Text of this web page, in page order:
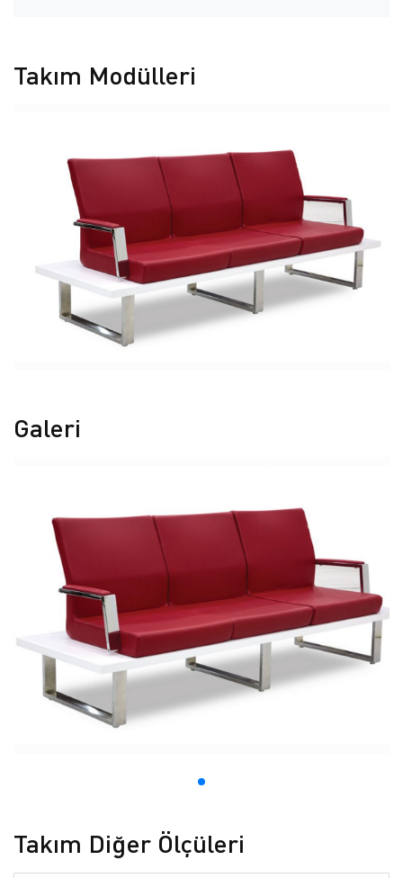
Takım Modülleri
Galeri
Takım Diğer Ölçüleri